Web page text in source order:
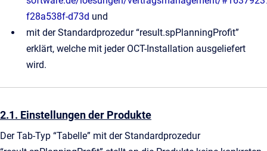
f28a538f-d73d und
mit der Standardprozedur “result.spPlanningProfit”
erklärt, welche mit jeder OCT-Installation ausgeliefert
wird.
2.1. Einstellungen der Produkte
Der Tab-Typ “Tabelle” mit der Standardprozedur